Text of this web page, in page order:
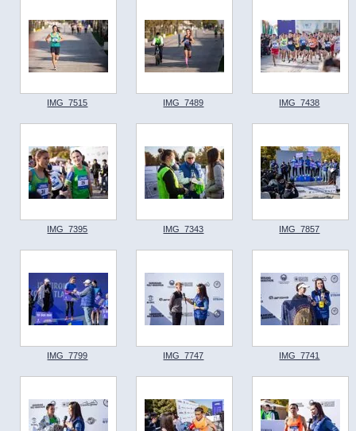
IMG_7515 IMG_7489 IMG_7438
IMG_7395 IMG_7343 IMG_7857
IMG_7799 IMG_7747 IMG_7741